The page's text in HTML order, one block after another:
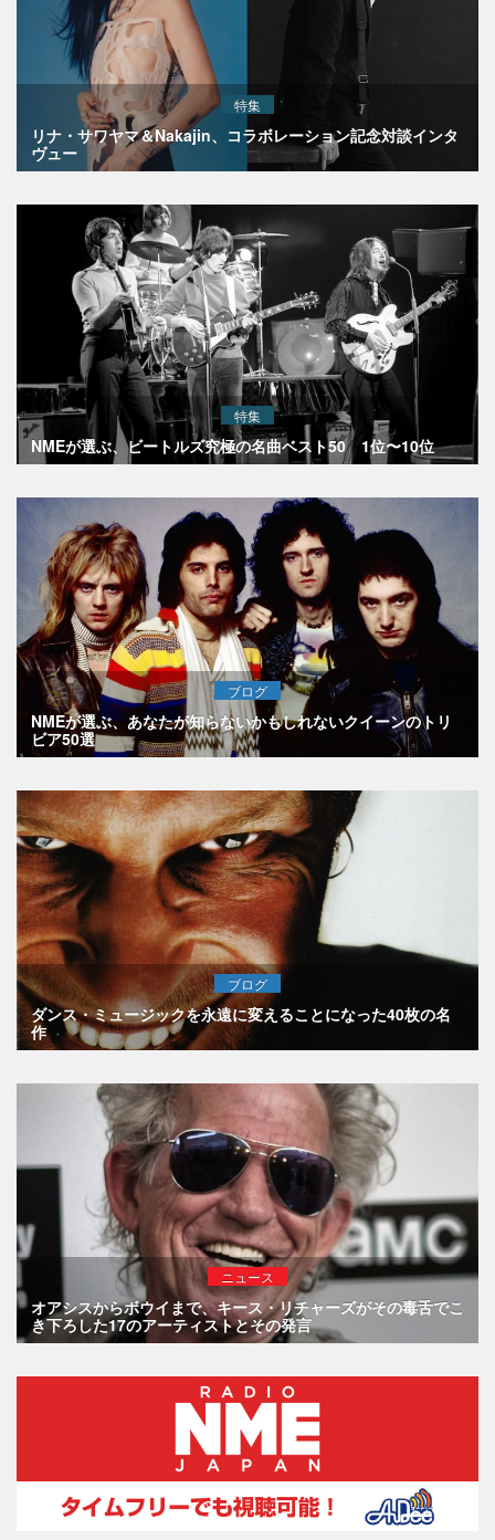
特集
リナ・サワヤマ＆Nakajin、コラボレーション記念対談インタ
ヴュー
特集
NMEが選ぶ、ビートルズ究極の名曲ベスト50 1位〜10位
ブログ
NMEが選ぶ、あなたが知らないかもしれないクイーンのトリ
ビア50選
ブログ
ダンス・ミュージックを永遠に変えることになった40枚の名
作
ニュース
オアシスからボウイまで、キース・リチャーズがその毒舌でこ
き下ろした17のアーティストとその発言